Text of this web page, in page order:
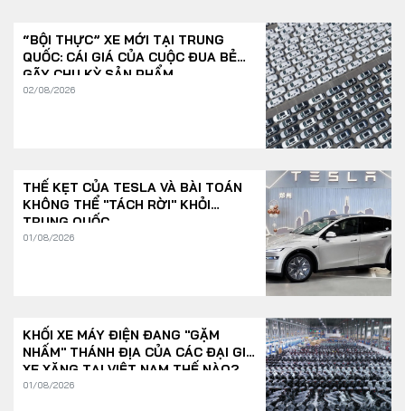
“BỘI THỰC” XE MỚI TẠI TRUNG
QUỐC: CÁI GIÁ CỦA CUỘC ĐUA BẺ
GÃY CHU KỲ SẢN PHẨM
02/08/2026
THẾ KẸT CỦA TESLA VÀ BÀI TOÁN
KHÔNG THỂ "TÁCH RỜI" KHỎI
TRUNG QUỐC
01/08/2026
KHỐI XE MÁY ĐIỆN ĐANG "GẶM
NHẤM" THÁNH ĐỊA CỦA CÁC ĐẠI GIA
XE XĂNG TẠI VIỆT NAM THẾ NÀO?
01/08/2026